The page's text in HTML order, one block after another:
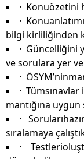
· Konuözetini
·
bilgi kirliliğinden
· Güncelliğini
ve sorulara yer
·
· Tümsınavlar
mantığına
·
sıralamaya
·